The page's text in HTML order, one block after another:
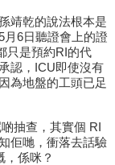
靖乾的說法根本是
月6日聽證會上的證
只是預約RI的代
認，ICU即使沒有
為地盤的工頭已足
抽查，其實個 RI
佢哋，衝落去話驗
係咪？